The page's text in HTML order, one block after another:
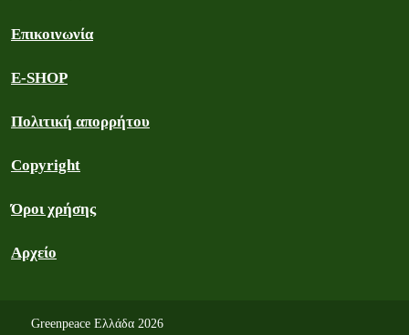
Επικοινωνία
E-SHOP
Πολιτική απορρήτου
Copyright
Όροι χρήσης
Αρχείο
Greenpeace Ελλάδα 2026